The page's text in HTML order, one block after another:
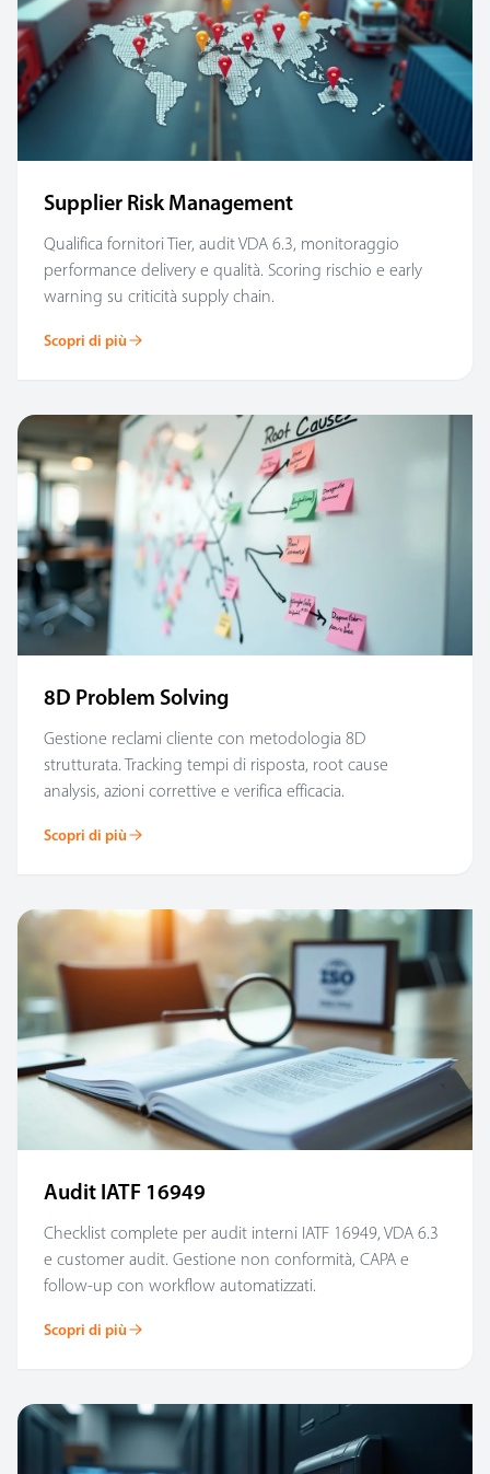
Supplier Risk Management
Qualifica fornitori Tier, audit VDA 6.3, monitoraggio
performance delivery e qualità. Scoring rischio e early
warning su criticità supply chain.
Scopri di più
8D Problem Solving
Gestione reclami cliente con metodologia 8D
strutturata. Tracking tempi di risposta, root cause
analysis, azioni correttive e verifica efficacia.
Scopri di più
Audit IATF 16949
Checklist complete per audit interni IATF 16949, VDA 6.3
e customer audit. Gestione non conformità, CAPA e
follow-up con workflow automatizzati.
Scopri di più